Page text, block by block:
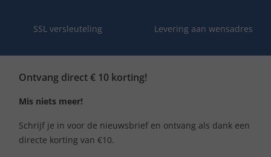
SSL versleuteling Levering aan wensadres
Ontvang direct € 10 korting!
Mis niets meer!
Schrijf je in voor de nieuwsbrief en ontvang als dank een
directe korting van €10.